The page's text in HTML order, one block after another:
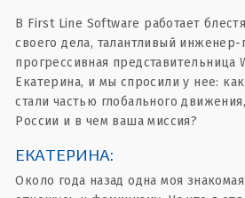
В First Line Software работает
своего дела, талантливый инженер-
прогрессивная представительница
Екатерина, и мы спросили у нее:
стали частью глобального
России и в чем ваша миссия?
ЕКАТЕРИНА:
Около года назад одна моя